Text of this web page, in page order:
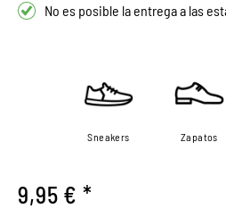
No es posible la entrega a las
Sneakers Zapatos
9,95 € *